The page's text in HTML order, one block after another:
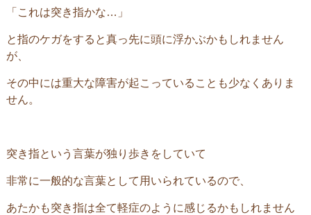
「これは突き指かな…」
と指のケガをすると真っ先に頭に浮かぶかもしれません
が、
その中には重大な障害が起こっていることも少なくありま
せん。
突き指という言葉が独り歩きをしていて
非常に一般的な言葉として用いられているので、
あたかも突き指は全て軽症のように感じるかもしれません